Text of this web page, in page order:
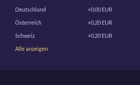
Deutschland
+0,00 EUR
Österreich
+0,20 EUR
Schweiz
+0,20 EUR
Alle anzeigen